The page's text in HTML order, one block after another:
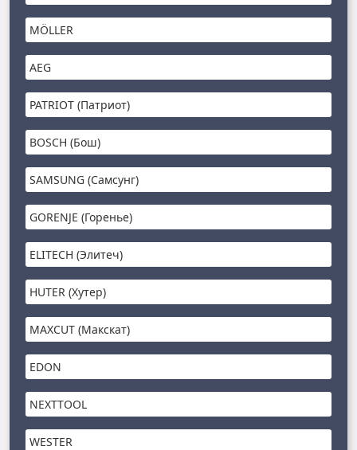
MÖLLER
AEG
PATRIOT (Патриот)
BOSCH (Бош)
SAMSUNG (Самсунг)
GORENJE (Горенье)
ELITECH (Элитеч)
HUTER (Хутер)
MAXCUT (Макскат)
EDON
NEXTTOOL
WESTER